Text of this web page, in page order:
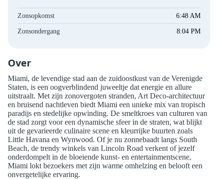
Zonsopkomst 6:48 AM
Zonsondergang 8:04 PM
Over
Miami, de levendige stad aan de zuidoostkust van de Verenigde
Staten, is een oogverblindend juweeltje dat energie en allure
uitstraalt. Met zijn zonovergoten stranden, Art Deco-architectuur
en bruisend nachtleven biedt Miami een unieke mix van tropisch
paradijs en stedelijke opwinding. De smeltkroes van culturen van
de stad zorgt voor een dynamische sfeer in de straten, wat blijkt
uit de gevarieerde culinaire scene en kleurrijke buurten zoals
Little Havana en Wynwood. Of je nu zonnebaadt langs South
Beach, de trendy winkels van Lincoln Road verkent of jezelf
onderdompelt in de bloeiende kunst- en entertainmentscene,
Miami lokt bezoekers met zijn warme omhelzing en belooft een
onvergetelijke ervaring.